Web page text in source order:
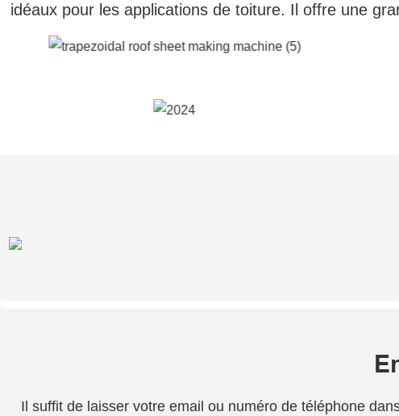
idéaux pour les applications de toiture. Il offre une
Il suffit de laisser votre email ou numéro de téléphone